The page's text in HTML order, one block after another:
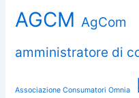
AGCM AgCom
amministratore di
Associazione Consumatori Omnia